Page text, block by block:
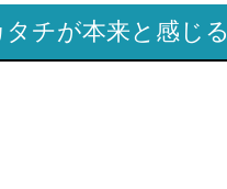
チが本来と感じる